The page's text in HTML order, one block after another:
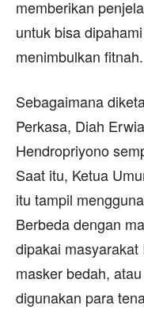
memberikan
untuk bisa
menimbulkan fitnah.
Sebagaimana
Perkasa, Diah
Hendropriyono
Saat itu, Ketua
itu tampil
Berbeda dengan
dipakai
masker bedah,
digunakan para